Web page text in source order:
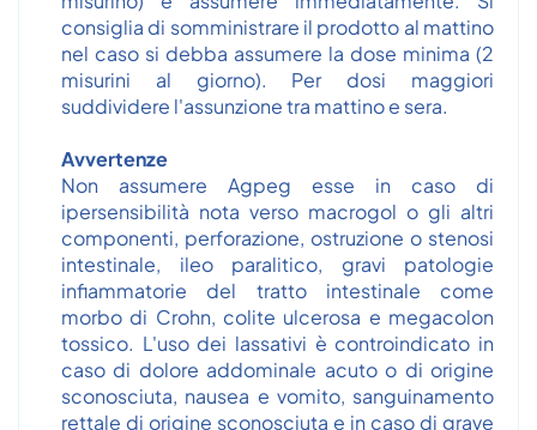
consiglia di somministrare il prodotto al mattino
nel caso si debba assumere la dose minima (2
misurini al giorno). Per dosi maggiori
suddividere l'assunzione tra mattino e sera.
Avvertenze
Non assumere Agpeg esse in caso di
ipersensibilità nota verso macrogol o gli altri
componenti, perforazione, ostruzione o stenosi
intestinale, ileo paralitico, gravi patologie
infiammatorie del tratto intestinale come
morbo di Crohn, colite ulcerosa e megacolon
tossico. L'uso dei lassativi è controindicato in
caso di dolore addominale acuto o di origine
sconosciuta, nausea e vomito, sanguinamento
rettale di origine sconosciuta e in caso di grave